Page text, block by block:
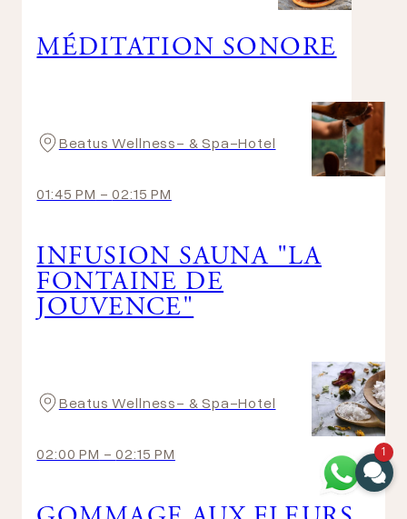
MÉDITATION SONORE
Beatus Wellness- & Spa-Hotel
01:45 PM -02:15 PM
INFUSION SAUNA "LA
FONTAINE DE
JOUVENCE"
Beatus Wellness- & Spa-Hotel
02:00 PM -02:15 PM 1